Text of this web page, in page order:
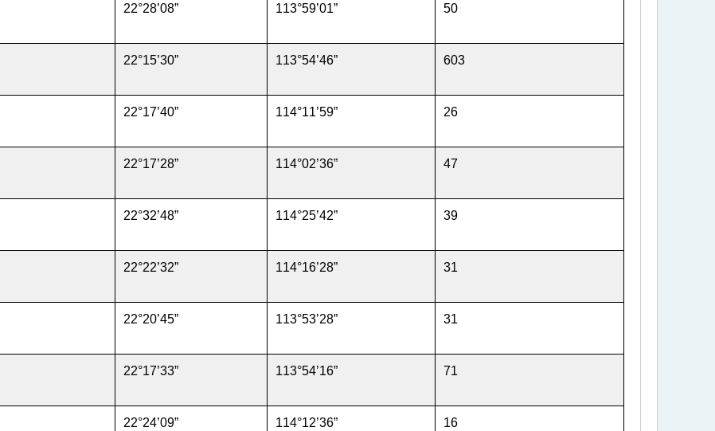
22°28’08” 113°59’01” 50
22°15’30” 113°54’46” 603
22°17’40” 114°11’59” 26
22°17’28” 114°02’36” 47
22°32’48” 114°25’42” 39
22°22’32” 114°16’28” 31
22°20’45” 113°53’28” 31
22°17’33” 113°54’16” 71
22°24’09” 114°12’36” 16